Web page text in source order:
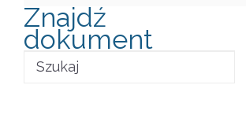
Znajdź
dokument